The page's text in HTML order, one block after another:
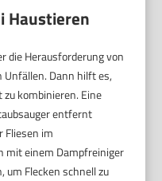
Haustieren
die Herausforderung von
Dann hilft es,
kombinieren. Eine
entfernt
Fliesen im
mit einem Dampfreiniger
um Flecken schnell zu